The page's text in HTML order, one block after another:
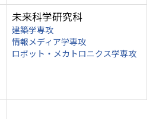
未来科学研究科
建築学専攻
情報メディア学専攻
ロボット・メカトロニクス学専攻